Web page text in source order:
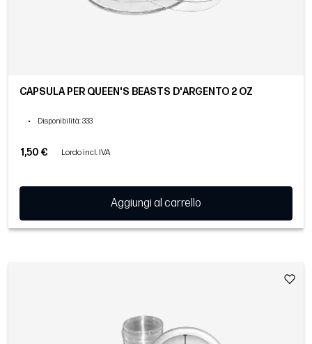
CAPSULA PER QUEEN'S BEASTS D'ARGENTO 2 OZ
• Disponibilità: 333
1,50 € Lordo incl. IVA
Aggiungi al carrello